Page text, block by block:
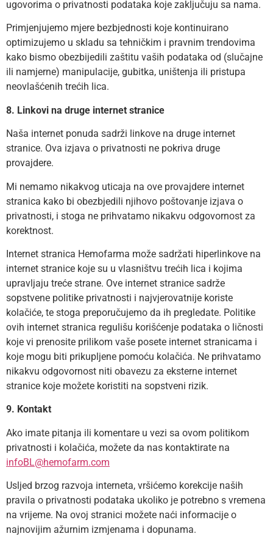
ugovorima o privatnosti podataka koje zaključuju sa nama.
Primjenjujemo mjere bezbjednosti koje kontinuirano
optimizujemo u skladu sa tehničkim i pravnim trendovima
kako bismo obezbijedili zaštitu vaših podataka od (slučajne
ili namjerne) manipulacije, gubitka, uništenja ili pristupa
neovlašćenih trećih lica.
8. Linkovi na druge internet stranice
Naša internet ponuda sadrži linkove na druge internet
stranice. Ova izjava o privatnosti ne pokriva druge
provajdere.
Mi nemamo nikakvog uticaja na ove provajdere internet
stranica kako bi obezbjedili njihovo poštovanje izjava o
privatnosti, i stoga ne prihvatamo nikakvu odgovornost za
korektnost.
Internet stranica Hemofarma može sadržati hiperlinkove na
internet stranice koje su u vlasništvu trećih lica i kojima
upravljaju treće strane. Ove internet stranice sadrže
sopstvene politike privatnosti i najvjerovatnije koriste
kolačiće, te stoga preporučujemo da ih pregledate. Politike
ovih internet stranica regulišu korišćenje podataka o ličnosti
koje vi prenosite prilikom vaše posete internet stranicama i
koje mogu biti prikupljene pomoću kolačića. Ne prihvatamo
nikakvu odgovornost niti obavezu za eksterne internet
stranice koje možete koristiti na sopstveni rizik.
9. Kontakt
Ako imate pitanja ili komentare u vezi sa ovom politikom
privatnosti i kolačića, možete da nas kontaktirate na
infoBL@hemofarm.com
Usljed brzog razvoja interneta, vršićemo korekcije naših
pravila o privatnosti podataka ukoliko je potrebno s vremena
na vrijeme. Na ovoj stranici možete naći informacije o
najnovijim ažurnim izmjenama i dopunama.